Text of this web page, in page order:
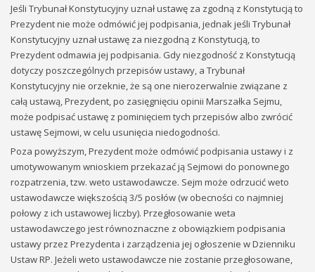
Jeśli Trybunał Konstytucyjny uznał ustawę za zgodną z Konstytucją to
Prezydent nie może odmówić jej podpisania, jednak jeśli Trybunał
Konstytucyjny uznał ustawę za niezgodną z Konstytucją, to
Prezydent odmawia jej podpisania. Gdy niezgodność z Konstytucją
dotyczy poszczególnych przepisów ustawy, a Trybunał
Konstytucyjny nie orzeknie, że są one nierozerwalnie związane z
całą ustawą, Prezydent, po zasięgnięciu opinii Marszałka Sejmu,
może podpisać ustawę z pominięciem tych przepisów albo zwrócić
ustawę Sejmowi, w celu usunięcia niedogodności.
Poza powyższym, Prezydent może odmówić podpisania ustawy i z
umotywowanym wnioskiem przekazać ją Sejmowi do ponownego
rozpatrzenia, tzw. weto ustawodawcze. Sejm może odrzucić weto
ustawodawcze większością 3/5 posłów (w obecności co najmniej
połowy z ich ustawowej liczby). Przegłosowanie weta
ustawodawczego jest równoznaczne z obowiązkiem podpisania
ustawy przez Prezydenta i zarządzenia jej ogłoszenie w Dzienniku
Ustaw RP. Jeżeli weto ustawodawcze nie zostanie przegłosowane,